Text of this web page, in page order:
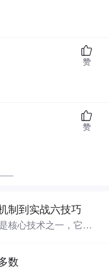
赞
赞
制到实战六技巧
核心技术之一，它决
分配。这种机制的技
数